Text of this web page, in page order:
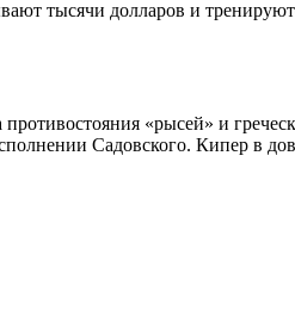
тысячи долларов и
«рысей» и
Садовского. Кипер в